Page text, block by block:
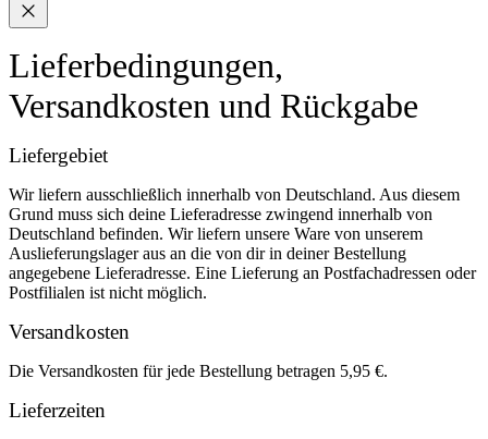
Lieferbedingungen,
Versandkosten und Rückgabe
Liefergebiet
Wir liefern ausschließlich innerhalb von Deutschland. Aus diesem
Grund muss sich deine Lieferadresse zwingend innerhalb von
Deutschland befinden. Wir liefern unsere Ware von unserem
Auslieferungslager aus an die von dir in deiner Bestellung
angegebene Lieferadresse. Eine Lieferung an Postfachadressen oder
Postfilialen ist nicht möglich.
Versandkosten
Die Versandkosten für jede Bestellung betragen 5,95 €.
Lieferzeiten